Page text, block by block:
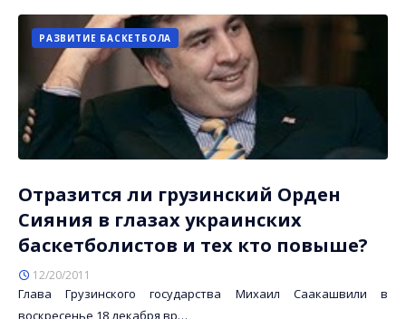
РАЗВИТИЕ БАСКЕТБОЛА
Отразится ли грузинский Орден
Сияния в глазах украинских
баскетболистов и тех кто повыше?
12/20/2011
Глава Грузинского государства Михаил Саакашвили в
воскресенье 18 декабря вр…